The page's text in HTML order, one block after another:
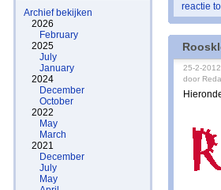
Archief bekijken
2026
February
2025
July
January
2024
December
October
2022
May
March
2021
December
July
May
reactie
25-2-
door